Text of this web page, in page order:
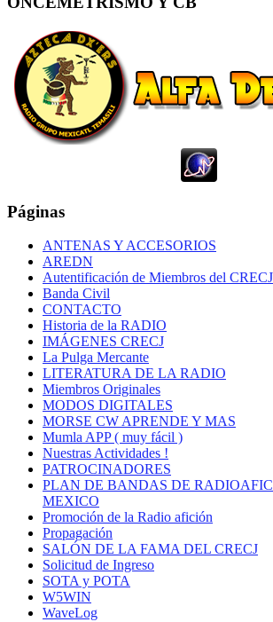
Páginas
ANTENAS Y ACCESORIOS
AREDN
Autentificación de Miembros del CRECJ
Banda Civil
CONTACTO
Historia de la RADIO
IMÁGENES CRECJ
La Pulga Mercante
LITERATURA DE LA RADIO
Miembros Originales
MODOS DIGITALES
MORSE CW APRENDE Y MAS
Mumla APP ( muy fácil )
Nuestras Actividades !
PATROCINADORES
PLAN DE BANDAS DE
MEXICO
Promoción de la Radio afición
Propagación
SALÓN DE LA FAMA DEL CRECJ
Solicitud de Ingreso
SOTA y POTA
W5WIN
WaveLog